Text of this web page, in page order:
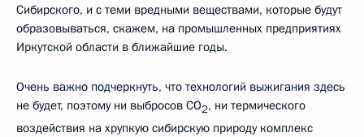
Сибирского, и с теми вредными веществами, которые будут
образовываться, скажем, на промышленных предприятиях
Иркутской области в ближайшие годы.
Очень важно подчеркнуть, что технологий выжигания здесь
не будет, поэтому ни выбросов СО2, ни термического
воздействия на хрупкую сибирскую природу комплекс